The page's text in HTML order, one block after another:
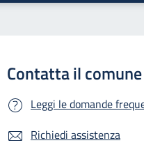
Contatta il comune
Leggi le domande
Richiedi assistenza